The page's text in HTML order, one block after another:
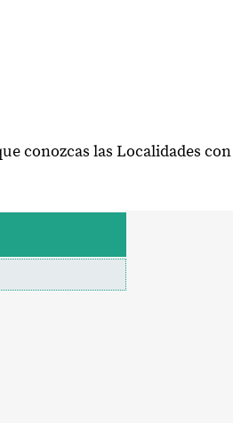
conozcas las Localidades con